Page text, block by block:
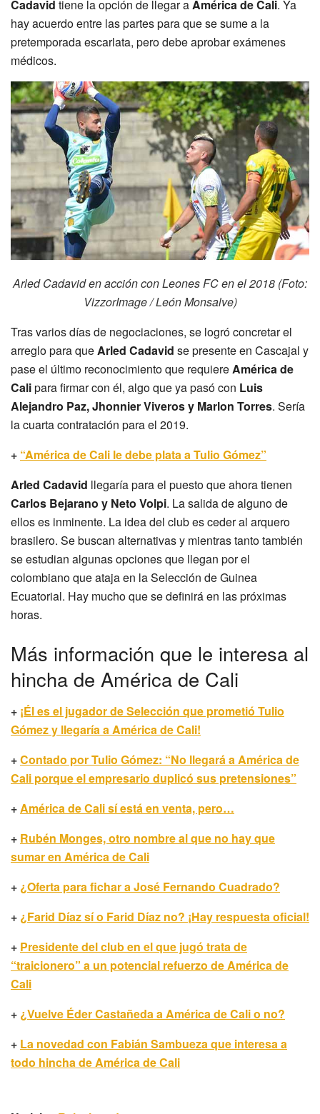
Cadavid tiene la opción de llegar a América de Cali. Ya
hay acuerdo entre las partes para que se sume a la
pretemporada escarlata, pero debe aprobar exámenes
médicos.
Arled Cadavid en acción con Leones FC en el 2018 (Foto:
VizzorImage / León Monsalve)
Tras varios días de negociaciones, se logró concretar el
arreglo para queArled Cadavid se presente en Cascajal y
pase el último reconocimiento que requiereAmérica de
Calipara firmar con él, algo que ya pasó con Luis
Alejandro Paz, Jhonnier Viveros y Marlon Torres. Sería
la cuarta contratación para el 2019.
+ “América de Cali le debe plata a Tulio Gómez”
Arled Cadavid llegaría para el puesto que ahora tienen
Carlos Bejarano y Neto Volpi. La salida de alguno de
ellos es inminente. La idea del club es ceder al arquero
brasilero. Se buscan alternativas y mientras tanto también
se estudian algunas opciones que llegan por el
colombiano que ataja en la Selección de Guinea
Ecuatorial. Hay mucho que se definirá en las próximas
horas.
Más información que le interesa al
hincha de América de Cali
+ ¡Él es el jugador de Selección que prometió Tulio
Gómez y llegaría a América de Cali!
+Contado por Tulio Gómez: “No llegará a América de
Cali porque el empresario duplicó sus pretensiones”
+América de Cali sí está en venta, pero…
+ Rubén Monges, otro nombre al que no hay que
sumar en América de Cali
+ ¿Oferta para fichar a José Fernando Cuadrado?
+ ¿Farid Díaz sí o Farid Díaz no? ¡Hay respuesta oficial!
+ Presidente del club en el que jugó trata de
“traicionero” a un potencial refuerzo de América de
Cali
+ ¿Vuelve Éder Castañeda a América de Cali o no?
+ La novedad con Fabián Sambueza que interesa a
todo hincha de América de Cali